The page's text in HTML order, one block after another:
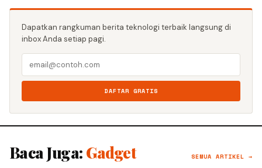
Dapatkan rangkuman berita teknologi terbaik langsung di
inbox Anda setiap pagi.
DAFTAR GRATIS
Baca Juga: Gadget SEMUA ARTIKEL →